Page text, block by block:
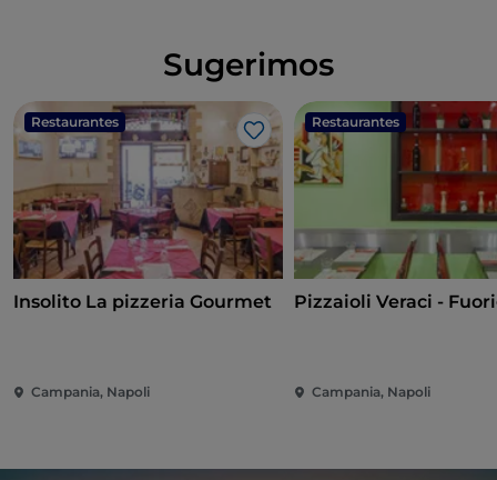
Sugerimos
Restaurantes
Me gusta
Insolito La pizzeria Gourmet
Campania, Napoli
Restaurantes
Pizzaioli Veraci -
Campania, Napoli